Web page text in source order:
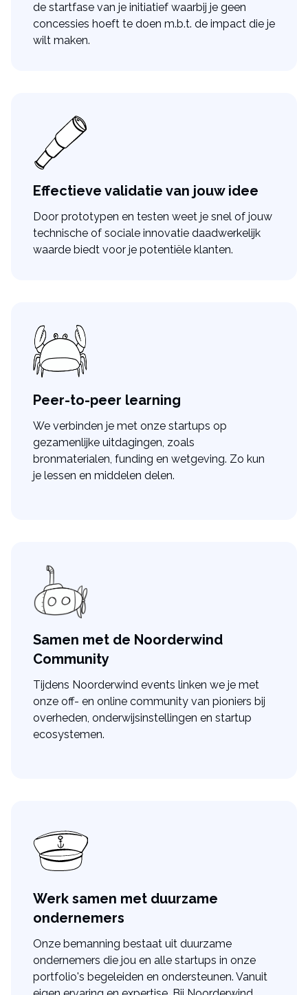
de startfase van je initiatief waarbij je geen
concessies hoeft te doen m.b.t. de impact die je
wilt maken.
Effectieve validatie van jouw idee
Door prototypen en testen weet je snel of jouw
technische of sociale innovatie daadwerkelijk
waarde biedt voor je potentiële klanten.
Peer-to-peer learning
We verbinden je met onze startups op
gezamenlijke uitdagingen, zoals
bronmaterialen, funding en wetgeving. Zo kun
je lessen en middelen delen.
Samen met de Noorderwind
Community
Tijdens Noorderwind events linken we je met
onze off- en online community van pioniers bij
overheden, onderwijsinstellingen en startup
ecosystemen.
Werk samen met duurzame
ondernemers
Onze bemanning bestaat uit duurzame
ondernemers die jou en alle startups in onze
portfolio's begeleiden en ondersteunen. Vanuit